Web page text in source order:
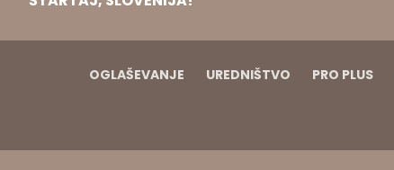
OGLAŠEVANJE UREDNIŠTVO PRO PLUS